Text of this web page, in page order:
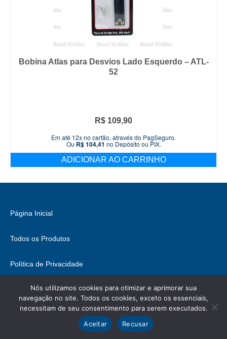
Bobina Atlas para Desvios Lado Esquerdo – ATL-
52
R$ 109,90
Em até 12x no cartão, através do PagSeguro.
Ou R$104,41 no Depósito ou PIX.
ADICIONAR AO CARRINHO
Página Inicial
Todos os Produtos
Política de Privacidade
Fale Conosco
© 2026 Brasil Hobbies - WordPress Theme byKadence WP
, podem conter direitos.
Nós utilizamos cookies para otimizar e aprimorar sua
navegação no site. Todos os cookies, exceto os essenciais,
necessitam de seu consentimento para serem executados.
Aceitar
Recusar